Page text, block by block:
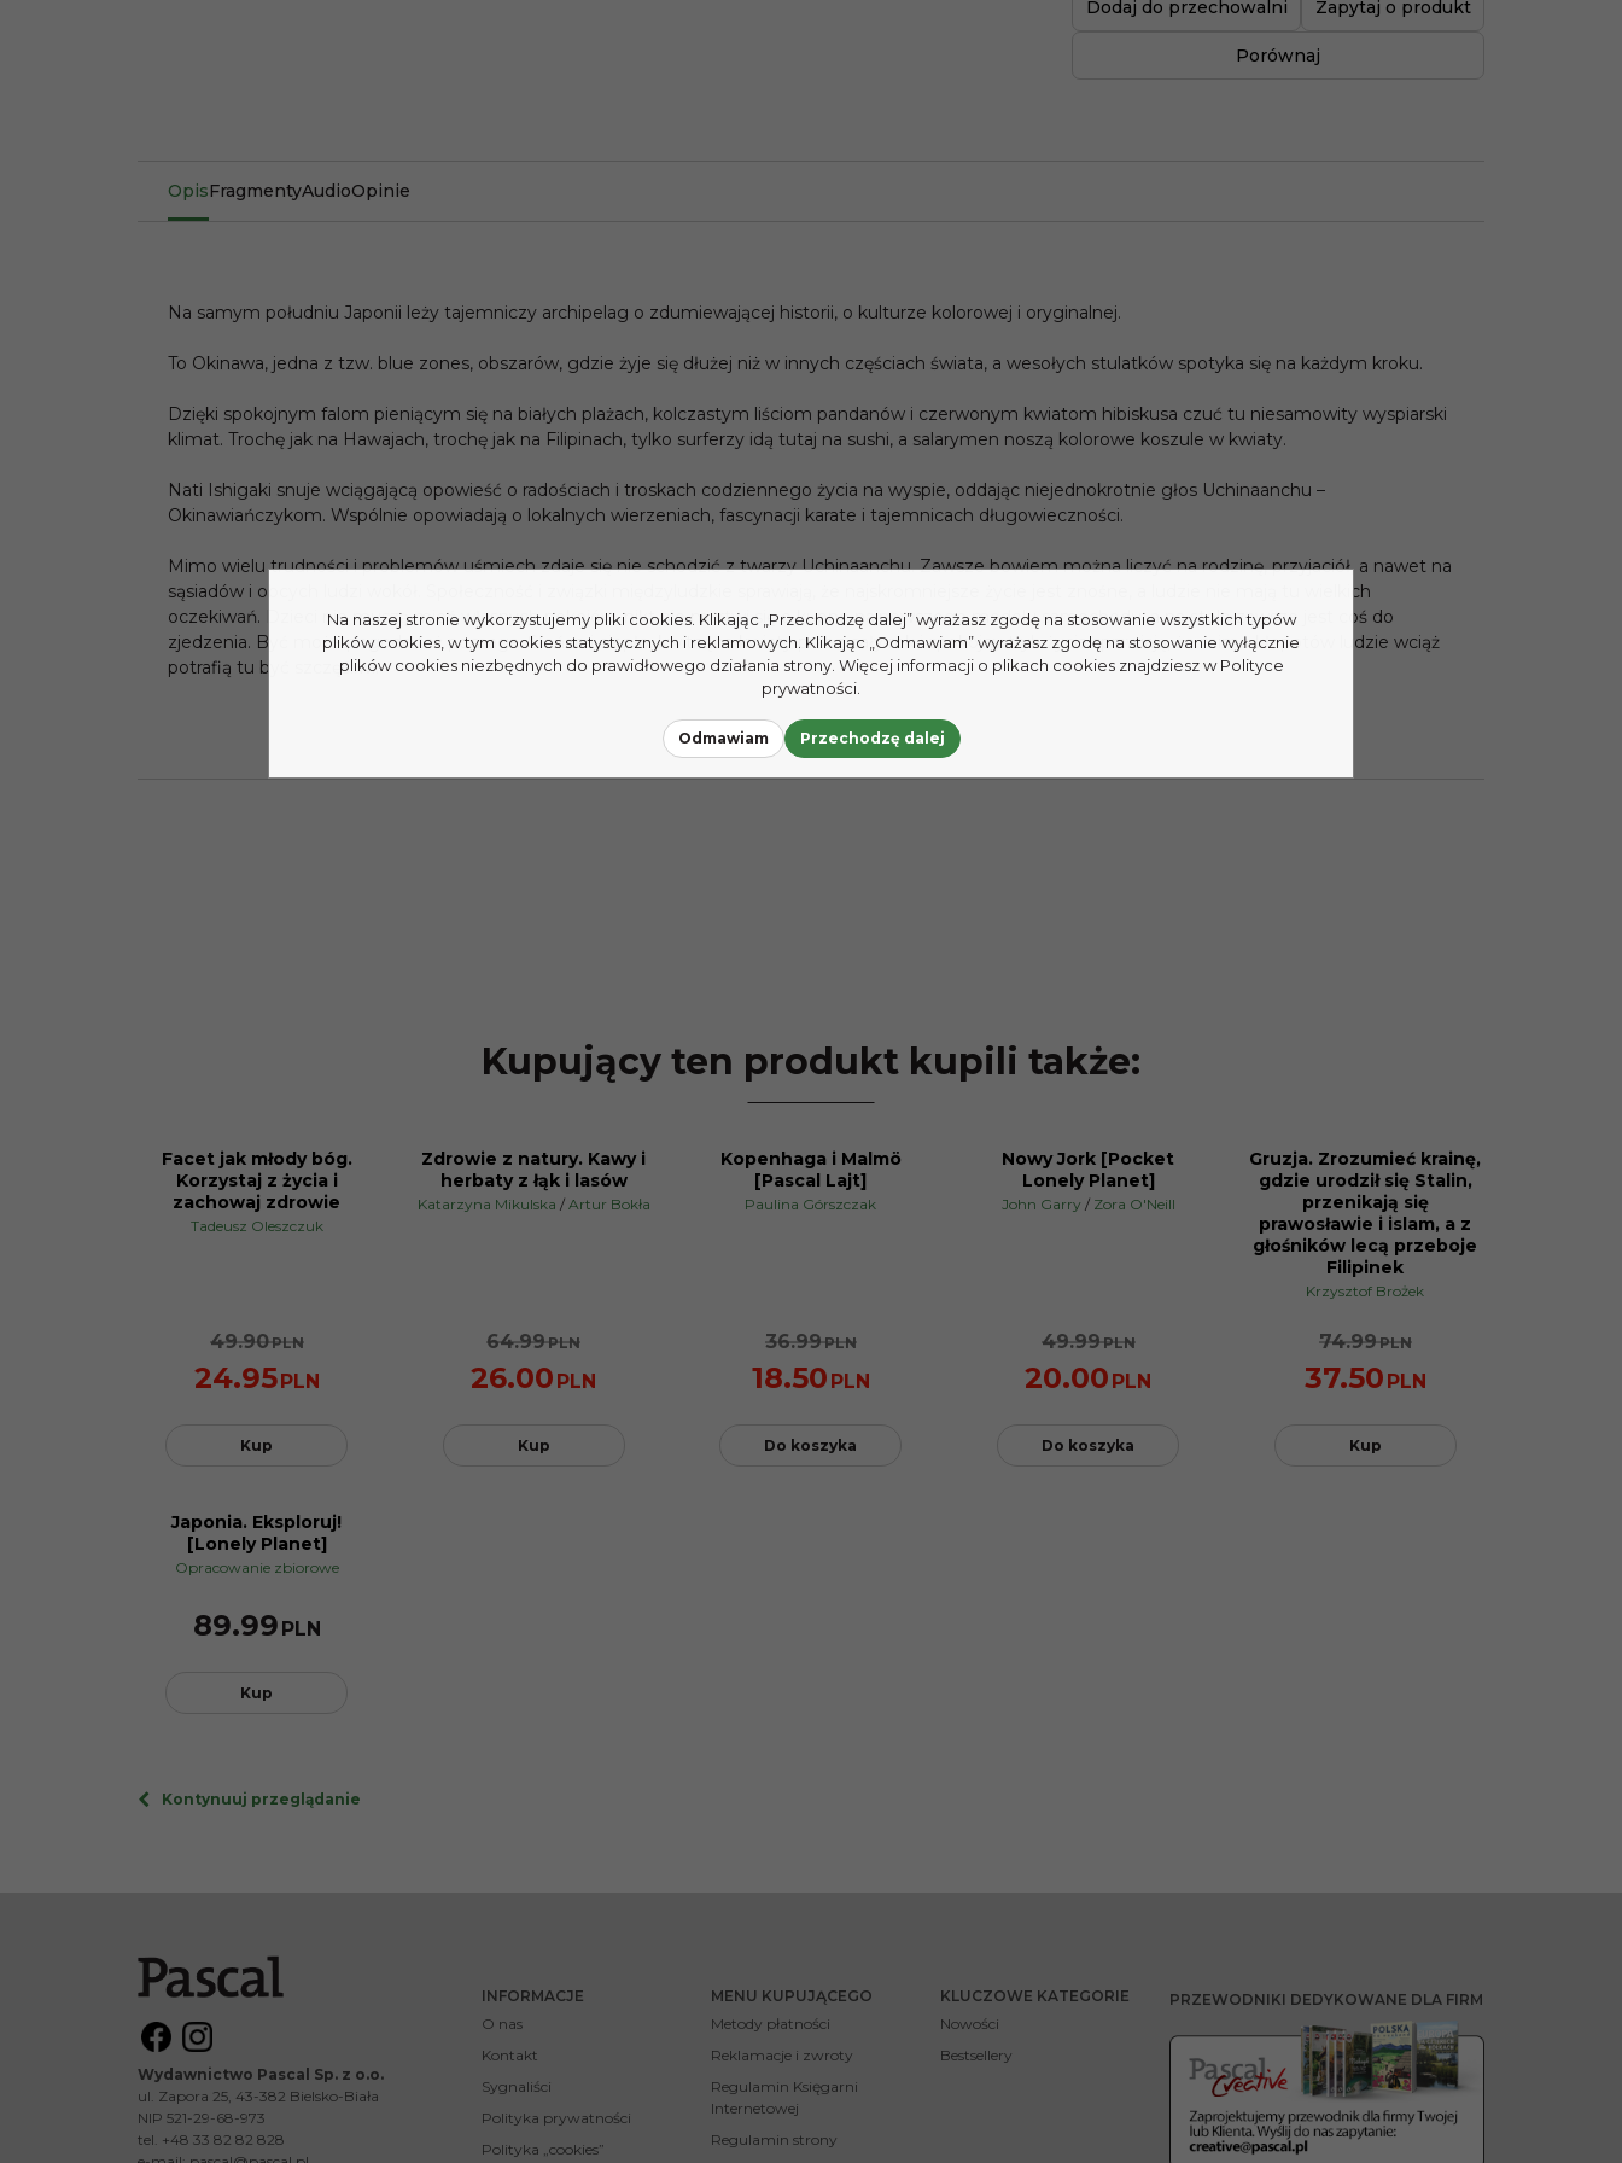
Dodaj do przechowalni Zapytaj o produkt
Porównaj
OpisFragmentyAudioOpinie
Na samym południu Japonii leży tajemniczy archipelag o zdumiewającej historii, o kulturze kolorowej i oryginalnej.
To Okinawa, jedna z tzw. blue zones, obszarów, gdzie żyje się dłużej niż w innych częściach świata, a wesołych stulatków spotyka się na każdym kroku.
Dzięki spokojnym falom pieniącym się na białych plażach, kolczastym liściom pandanów i czerwonym kwiatom hibiskusa czuć tu niesamowity wyspiarski
klimat. Trochę jak na Hawajach, trochę jak na Filipinach, tylko surferzy idą tutaj na sushi, a salarymen noszą kolorowe koszule w kwiaty.
Nati Ishigaki snuje wciągającą opowieść o radościach i troskach codziennego życia na wyspie, oddając niejednokrotnie głos Uchinaanchu –
Okinawiańczykom. Wspólnie opowiadają o lokalnych wierzeniach, fascynacji karate i tajemnicach długowieczności.
Mimo wielu trudności i problemów uśmiech zdaje się nie schodzić z twarzy Uchinaanchu. Zawsze bowiem można liczyć na rodzinę, przyjaciół, a nawet na
sąsiadów i obcych ludzi wokół. Społeczność i związki międzyludzkie sprawiają, że najskromniejsze życie jest znośne, a ludzie nie mają tu wielkich
oczekiwań. Dzieci nie muszą mieć własnych pokojów, nikt nie martwi się o kupno najnowszego modelu samochodu, a na stole zawsze jest coś do
zjedzenia. Być może pogoda też pomaga. Słońce i ciepło, kwitnące kwiaty przez cały rok i spokojny tryb życia sprawiają, że mimo kłopotów ludzie wciąż
potrafią tu być szczęśliwi.
Kupujący ten produkt kupili także:
BESTSELLER
PROMOCJA
Facet jak młody bóg.
Korzystaj z życia i
zachowaj zdrowie
Tadeusz Oleszczuk
49.90PLN
24.95PLN
Kup
PROMOCJA
Zdrowie z natury. Kawy i
herbaty z łąk i lasów
Katarzyna Mikulska / Artur Bokła
64.99PLN
26.00 PLN
Kup
PROMOCJA
Kopenhaga i Malmö
[Pascal Lajt]
Paulina Górszczak
36.99PLN
18.50 PLN
Do koszyka
PROMOCJA
Nowy Jork [Pocket
Lonely Planet]
John Garry / Zora O'Neill
49.99PLN
20.00 PLN
Do koszyka
PROMOCJA
Gruzja. Zrozumieć krainę,
gdzie urodził się Stalin,
przenikają się
prawosławie i islam, a z
głośników lecą przeboje
Filipinek
Krzysztof Brożek
74.99PLN
37.50 PLN
Kup
Japonia. Eksploruj!
[Lonely Planet]
Opracowanie zbiorowe
89.99 PLN
Kup
Kontynuuj przeglądanie
Wydawnictwo Pascal Sp. z o.o.
ul. Zapora 25, 43-382 Bielsko-Biała
NIP 521-29-68-973
tel. +48 33 82 82 828
INFORMACJE
O nas
Kontakt
Sygnaliści
Polityka prywatności
Polityka „cookies”
MENU KUPUJĄCEGO
Metody płatności
Reklamacje i zwroty
Regulamin Księgarni
Internetowej
Regulamin strony
KLUCZOWE KATEGORIE
Nowości
Bestsellery
PRZEWODNIKI DEDYKOWANE DLA FIRM
Na naszej stronie wykorzystujemy pliki cookies. Klikając „Przechodzę dalej” wyrażasz zgodę na stosowanie wszystkich typów
plików cookies, w tym cookies statystycznych i reklamowych. Klikając „Odmawiam” wyrażasz zgodę na stosowanie wyłącznie
plików cookies niezbędnych do prawidłowego działania strony. Więcej informacji o plikach cookies znajdziesz w Polityce
prywatności.
Odmawiam Przechodzę dalej